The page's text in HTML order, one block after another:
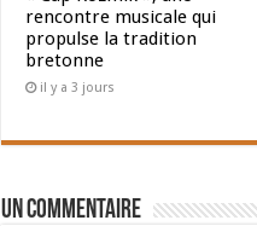
rencontre musicale qui
propulse la tradition
bretonne
il y a 3 jours
Un commentaire